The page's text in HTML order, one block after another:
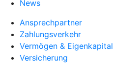
News
Ansprechpartner
Zahlungsverkehr
Vermögen & Eigenkapital
Versicherung